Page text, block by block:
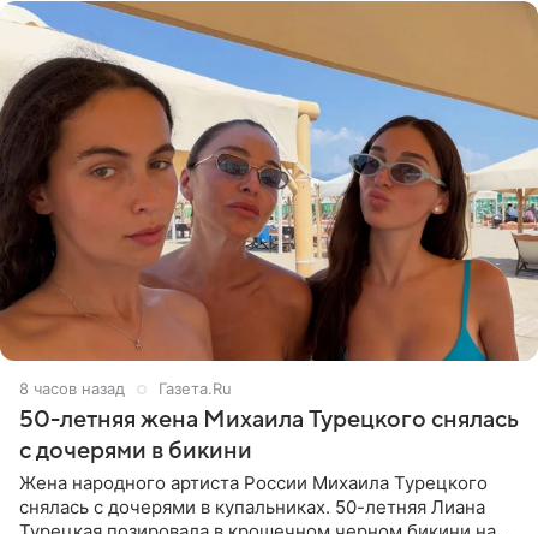
8 часов назад Газета.Ru
50-летняя жена Михаила Турецкого снялась
с дочерями в бикини
Жена народного артиста России Михаила Турецкого
снялась с дочерями в купальниках. 50-летняя Лиана